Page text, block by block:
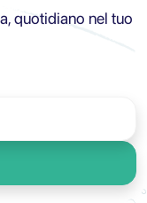
quotidiano nel tuo